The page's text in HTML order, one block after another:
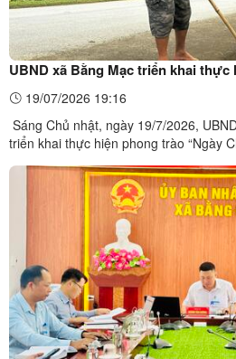
UBND xã Bằng Mạc triển khai thực
xanh” tháng 7 năm 2026
19/07/2026 19:16
Sáng Chủ nhật, ngày 19/7/2026,
triển khai thực hiện phong trào “Ngày
viên chức, chiến sĩ lực lượng vũ trang,
các đơn vị trường học và đông đảo